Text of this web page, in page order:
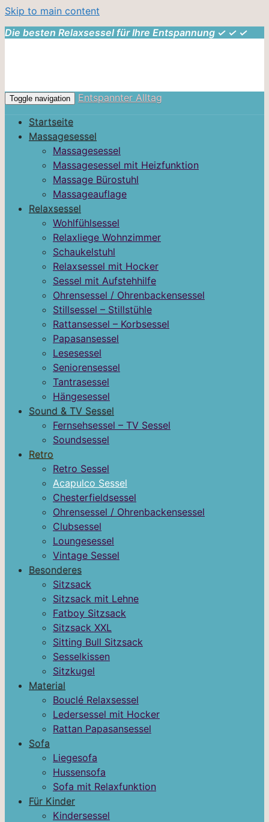
Skip to main content
Die besten Relaxsessel für Ihre Entspannung ✓ ✓ ✓
Toggle navigation
Entspannter Alltag
Startseite
Massagesessel
Massagesessel
Massagesessel mit Heizfunktion
Massage Bürostuhl
Massageauflage
Relaxsessel
Wohlfühlsessel
Relaxliege Wohnzimmer
Schaukelstuhl
Relaxsessel mit Hocker
Sessel mit Aufstehhilfe
Ohrensessel / Ohrenbackensessel
Stillsessel – Stillstühle
Rattansessel – Korbsessel
Papasansessel
Lesesessel
Seniorensessel
Tantrasessel
Hängesessel
Sound & TV Sessel
Fernsehsessel – TV Sessel
Soundsessel
Retro
Retro Sessel
Acapulco Sessel
Chesterfieldsessel
Ohrensessel / Ohrenbackensessel
Clubsessel
Loungesessel
Vintage Sessel
Besonderes
Sitzsack
Sitzsack mit Lehne
Fatboy Sitzsack
Sitzsack XXL
Sitting Bull Sitzsack
Sesselkissen
Sitzkugel
Material
Bouclé Relaxsessel
Ledersessel mit Hocker
Rattan Papasansessel
Sofa
Liegesofa
Hussensofa
Sofa mit Relaxfunktion
Für Kinder
Kindersessel